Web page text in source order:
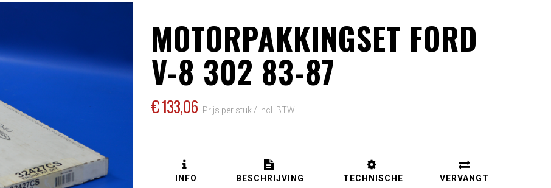
MOTORPAKKINGSET FORD
V-8 302 83-87
€ 133,06 Prijs per stuk / Incl. BTW
INFO BESCHRIJVING
TECHNISCHE
VERVANGT